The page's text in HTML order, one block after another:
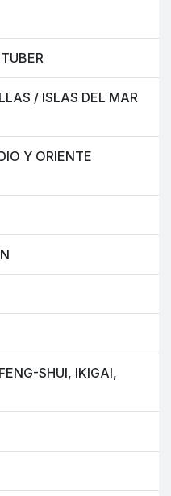
/ ISLAS DEL MAR
Y ORIENTE
SHUI, IKIGAI,